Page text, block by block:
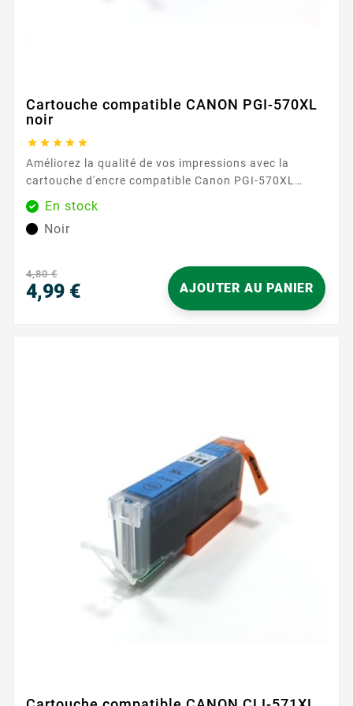
Cartouche compatible CANON PGI-570XL
noir
    
Améliorez la qualité de vos impressions avec la
cartouche d'encre compatible Canon PGI-570XL
noire. Conçue pour offrir des impressions nettes et
précises, cette cartouche est idéale pour les
documents professionnels et les travaux quotidiens.
vous assure une performance fiable et durable,
réduisant ainsi les interruptions fréquentes pour le...
En stock
Noir
4,80 €
4,99 € AJOUTER AU PANIER